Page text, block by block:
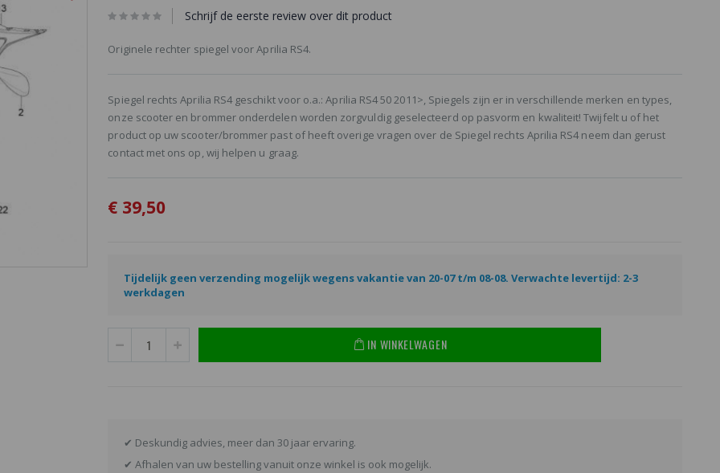
Schrijf de eerste review over dit product
Originele rechter spiegel voor Aprilia RS4.
Spiegel rechts Aprilia RS4 geschikt voor o.a.: Aprilia RS4 50 2011>, Spiegels zijn er in verschillende merken en types,
onze scooter en brommer onderdelen worden zorgvuldig geselecteerd op pasvorm en kwaliteit! Twijfelt u of het
product op uw scooter/brommer past of heeft overige vragen over de Spiegel rechts Aprilia RS4 neem dan gerust
contact met ons op, wij helpen u graag.
€ 39,50
Tijdelijk geen verzending mogelijk wegens vakantie van 20-07 t/m 08-08. Verwachte levertijd: 2-3
werkdagen
IN WINKELWAGEN
✔ Deskundig advies, meer dan 30 jaar ervaring.
✔ Afhalen van uw bestelling vanuit onze winkel is ook mogelijk.